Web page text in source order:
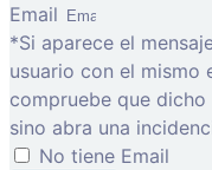
Email
*Si aparece el
usuario con el mismo
compruebe que
sino abra una
No tiene Email